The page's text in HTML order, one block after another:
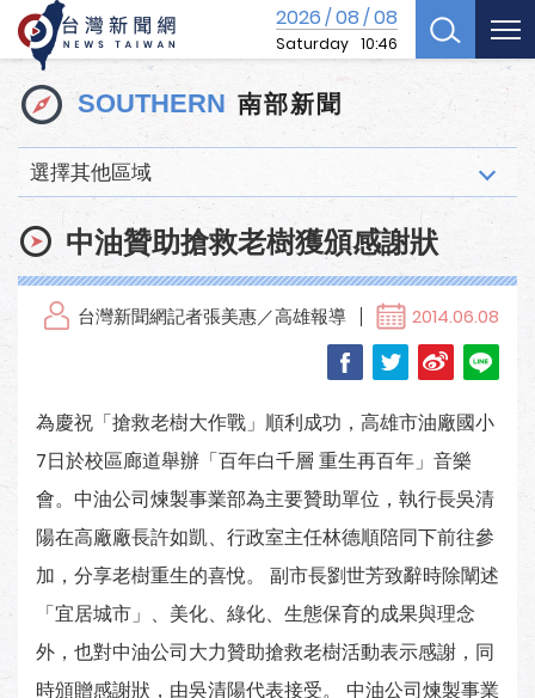
2026/08/08
Saturday 10:46
SOUTHERN 南部新聞
選擇其他區域
中油贊助搶救老樹獲頒感謝狀
台灣新聞網記者張美惠／高雄報導 2014.06.08
為慶祝「搶救老樹大作戰」順利成功，高雄市油廠國小
7日於校區廊道舉辦「百年白千層 重生再百年」音樂
會。中油公司煉製事業部為主要贊助單位，執行長吳清
陽在高廠廠長許如凱、行政室主任林德順陪同下前往參
加，分享老樹重生的喜悅。 副市長劉世芳致辭時除闡述
「宜居城市」、美化、綠化、生態保育的成果與理念
外，也對中油公司大力贊助搶救老樹活動表示感謝，同
時頒贈感謝狀，由吳清陽代表接受。 中油公司煉製事業